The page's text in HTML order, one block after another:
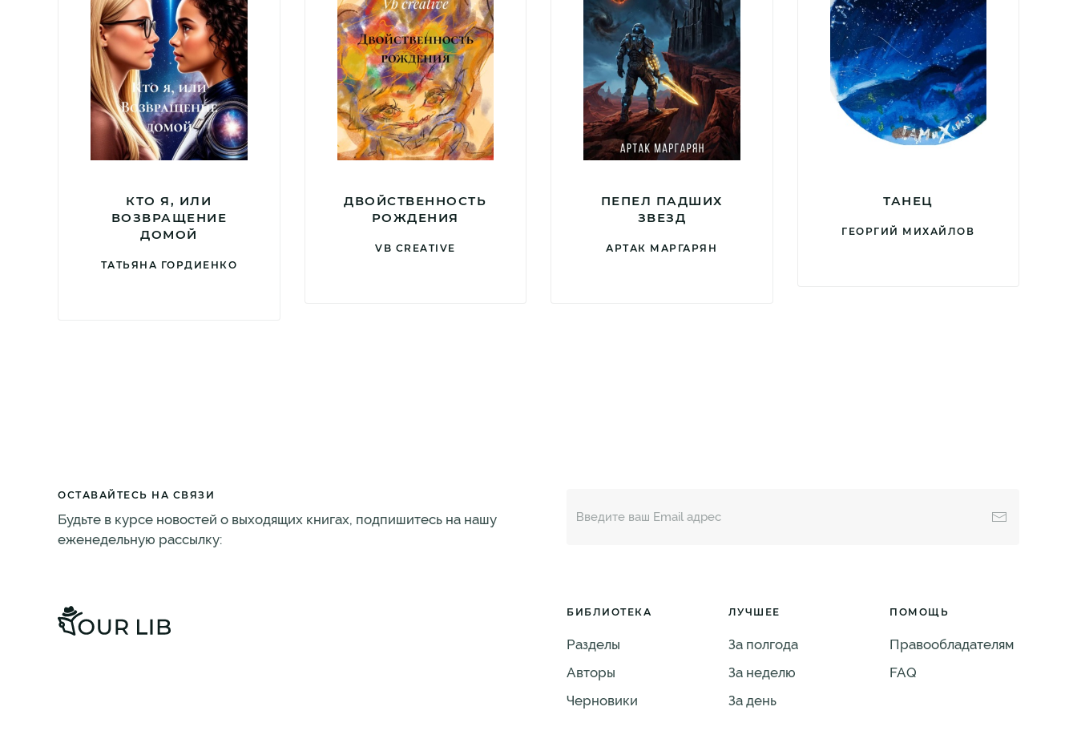
КТО Я, ИЛИ
ВОЗВРАЩЕНИЕ
ДОМОЙ
ТАТЬЯНА ГОРДИЕНКО
ДВОЙСТВЕННОСТЬ
РОЖДЕНИЯ
VB CREATIVE
ПЕПЕЛ ПАДШИХ
ЗВЕЗД
АРТАК МАРГАРЯН
ТАНЕЦ
ГЕОРГИЙ МИХАЙЛОВ
ОСТАВАЙТЕСЬ НА СВЯЗИ
Будьте в курсе новостей о выходящих книгах, подпишитесь на нашу
еженедельную рассылку:
БИБЛИОТЕКА
Разделы
Авторы
Черновики
ЛУЧШЕЕ
За полгода
За неделю
За день
ПОМОЩЬ
Правообладателям
FAQ